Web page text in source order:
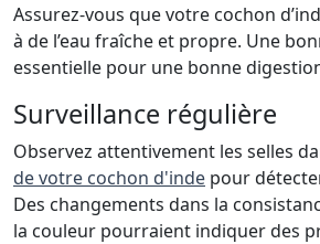
Assurez-vous que votre cochon
à de l’eau fraîche et propre. Une
essentielle pour une bonne
Surveillance régulière
Observez attentivement les selles
de votre cochon d'inde pour
Des changements dans la
la couleur pourraient indiquer des